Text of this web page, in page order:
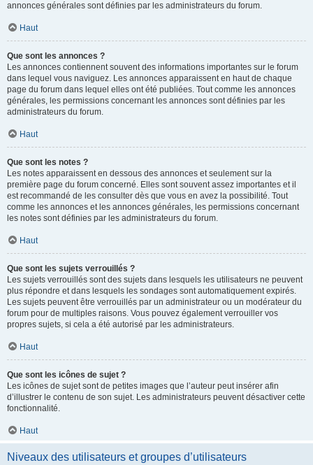
annonces générales sont définies par les administrateurs du forum.
Haut
Que sont les annonces ?
Les annonces contiennent souvent des informations importantes sur le forum
dans lequel vous naviguez. Les annonces apparaissent en haut de chaque
page du forum dans lequel elles ont été publiées. Tout comme les annonces
générales, les permissions concernant les annonces sont définies par les
administrateurs du forum.
Haut
Que sont les notes ?
Les notes apparaissent en dessous des annonces et seulement sur la
première page du forum concerné. Elles sont souvent assez importantes et il
est recommandé de les consulter dès que vous en avez la possibilité. Tout
comme les annonces et les annonces générales, les permissions concernant
les notes sont définies par les administrateurs du forum.
Haut
Que sont les sujets verrouillés ?
Les sujets verrouillés sont des sujets dans lesquels les utilisateurs ne peuvent
plus répondre et dans lesquels les sondages sont automatiquement expirés.
Les sujets peuvent être verrouillés par un administrateur ou un modérateur du
forum pour de multiples raisons. Vous pouvez également verrouiller vos
propres sujets, si cela a été autorisé par les administrateurs.
Haut
Que sont les icônes de sujet ?
Les icônes de sujet sont de petites images que l’auteur peut insérer afin
d’illustrer le contenu de son sujet. Les administrateurs peuvent désactiver cette
fonctionnalité.
Haut
Niveaux des utilisateurs et groupes d’utilisateurs